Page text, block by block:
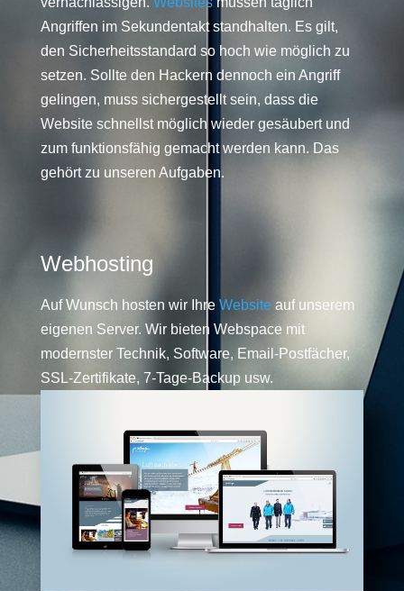
Angriffen im Sekundentakt standhalten. Es gilt,
den Sicherheitsstandard so hoch wie möglich zu
setzen. Sollte den Hackern dennoch ein Angriff
gelingen, muss sichergestellt sein, dass die
Website schnellst möglich wieder gesäubert und
zum funktionsfähig gemacht werden kann. Das
gehört zu unseren Aufgaben.
Webhosting
Auf Wunsch hosten wir Ihre Website auf unserem
eigenen Server. Wir bieten Webspace mit
modernster Technik, Software, Email-Postfächer,
SSL-Zertifikate, 7-Tage-Backup usw.